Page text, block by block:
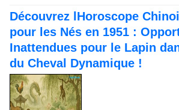
Découvrez lHoroscope
pour les Nés en 1951 :
Inattendues pour le Lapin
du Cheval Dynamique !